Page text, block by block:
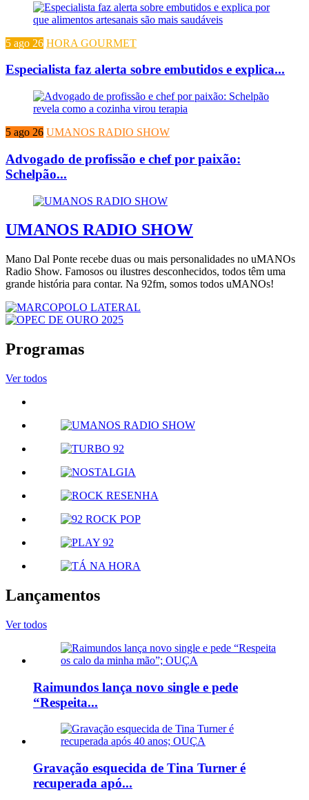
5 ago 26 HORA GOURMET
Especialista faz alerta sobre embutidos e explica...
5 ago 26 UMANOS RADIO SHOW
Advogado de profissão e chef por paixão:
Schelpão...
UMANOS RADIO SHOW
Mano Dal Ponte recebe duas ou mais personalidades no uMANOs
Radio Show. Famosos ou ilustres desconhecidos, todos têm uma
grande história para contar. Na 92fm, somos todos uMANOs!
Programas
Ver todos
Lançamentos
Ver todos
Raimundos lança novo single e pede
“Respeita...
Gravação esquecida de Tina Turner é
recuperada apó...